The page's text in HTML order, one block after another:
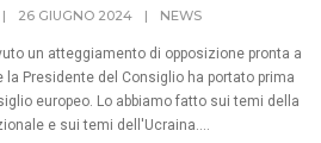
| 26 GIUGNO 2024 | NEWS
un atteggiamento di opposizione pronta a
Presidente del Consiglio ha portato prima
europeo. Lo abbiamo fatto sui temi della
e sui temi dell'Ucraina....